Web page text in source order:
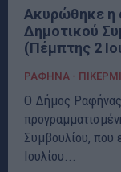
Ακυρώθηκε η
Δημοτικού
(Πέμπτης 2
ΡΑΦΗΝΑ - ΠΙΚΕΡΜΙ
Ο Δήμος
Συμβουλίου, που
Ιουλίου...